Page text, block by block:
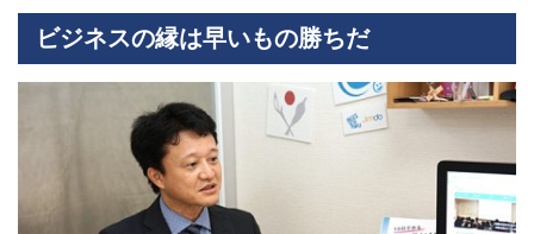
ビジネスの縁は早いもの勝ちだ